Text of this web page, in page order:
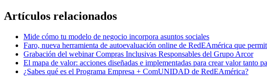
Artículos relacionados
Mide cómo tu modelo de negocio incorpora asuntos sociales
Faro, nueva herramienta de autoevaluación online de RedEAmérica que
Grabación del webinar Compras Inclusivas Responsables del Grupo Arcor
El mapa de valor: acciones diseñadas e implementadas para crear valor tanto
¿Sabes qué es el Programa Empresa + ComUNIDAD de RedEAmérica?